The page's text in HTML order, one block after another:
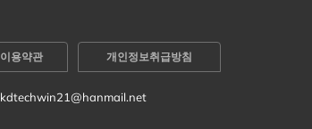
이용약관 개인정보취급방침
kdtechwin21@hanmail.net